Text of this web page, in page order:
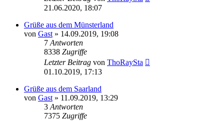
21.06.2020, 18:07
Grüße aus dem Münsterland
von Gast » 14.09.2019, 19:08
7 Antworten
8338 Zugriffe
Letzter Beitrag von ThoRaySta
01.10.2019, 17:13
Grüße aus dem Saarland
von Gast » 11.09.2019, 13:29
3 Antworten
7375 Zugriffe